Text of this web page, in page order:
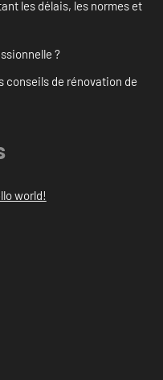
les délais, les normes et
?
conseils de rénovation de
world!